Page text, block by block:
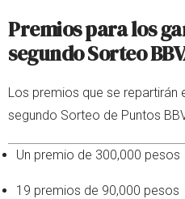
Premios para los
segundo Sorteo
Los premios que se repartirán
segundo Sorteo de Puntos
Un premio de 300,000 pesos
19 premios de 90,000 pesos